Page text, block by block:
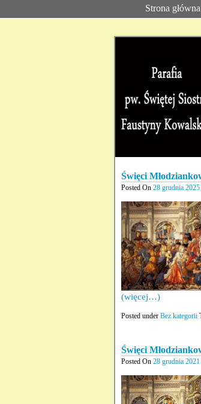
Strona główna
Święci
Posted On 28 grudnia 2025
(więcej…)
Posted under Bez kategorii
Święci
Posted On 28 grudnia 2021